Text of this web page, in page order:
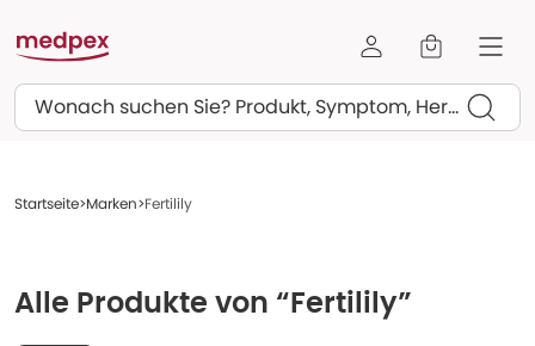
Suchen
Startseite Marken Fertilily
Alle Produkte von “Fertilily”